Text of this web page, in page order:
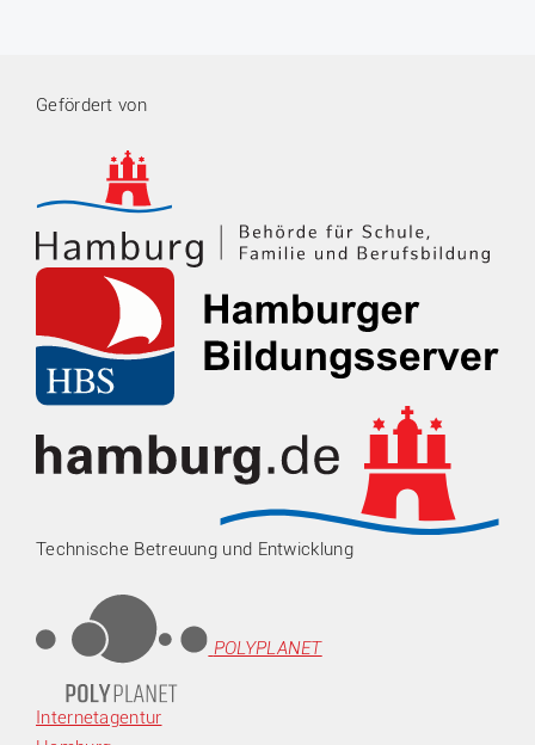
Gefördert von
Technische Betreuung und Entwicklung
POLYPLANET
Internetagentur